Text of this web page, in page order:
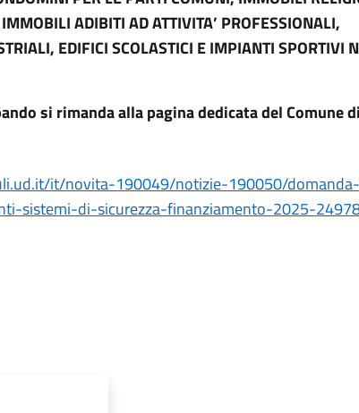
ADIBITI AD ATTIVITA’ PROFESSIONALI,
EDIFICI SCOLASTICI E IMPIANTI SPORTIVI
si rimanda alla pagina dedicata del Comune
it/novita-190049/notizie-190050/
sistemi-di-sicurezza-finanziamento-2025-